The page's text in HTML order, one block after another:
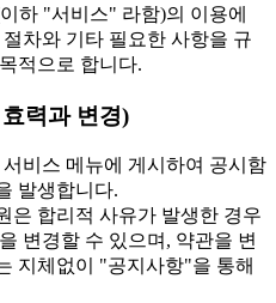
하 "서비스" 라함)의 이용에
차와 기타 필요한 사항을 규
적으로 합니다.
력과 변경)
비스 메뉴에 게시하여 공시함
발생합니다.
은 합리적 사유가 발생한 경우
변경할 수 있으며, 약관을 변
지체없이 "공지사항"을 통해